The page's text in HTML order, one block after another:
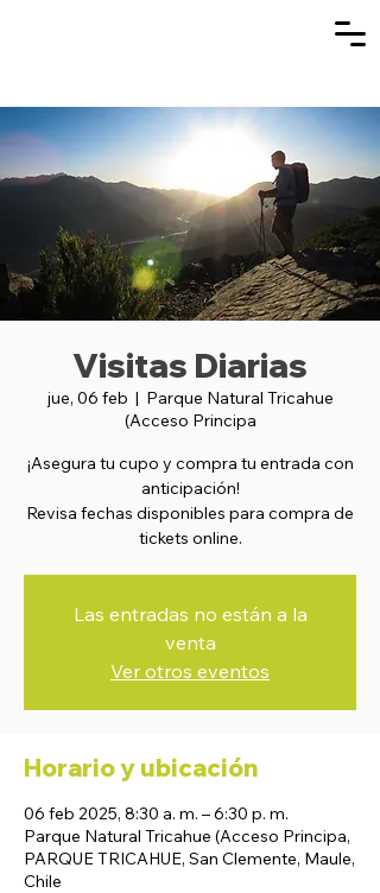
Visitas Diarias
jue, 06 feb
  |
Parque Natural Tricahue
(Acceso Principa
¡Asegura tu cupo y compra tu entrada con
anticipación!
Revisa fechas disponibles para compra de
tickets online.
Las entradas no están a la
venta
Ver otros eventos
Horario y ubicación
06 feb 2025, 8:30 a. m. – 6:30 p. m.
Parque Natural Tricahue (Acceso Principa,
PARQUE TRICAHUE, San Clemente, Maule,
Chile